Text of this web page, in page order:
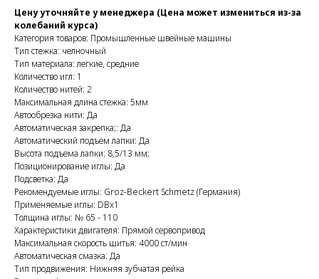
Цену уточняйте у менеджера (Цена может измениться из-за
колебаний курса)
Категория товаров: Промышленные швейные машины
Тип стежка: челночный
Тип материала: легкие, средние
Количество игл: 1
Количество нитей: 2
Максимальная длина стежка: 5мм
Автообрезка нити: Да
Автоматическая закрепка;: Да
Автоматический подъем лапки: Да
Высота подъема лапки: 8,5/13 мм;
Позиционирование иглы: Да
Подсветка: Да
Рекомендуемые иглы: Groz-Beckert Sсhmetz (Германия)
Применяемые иглы: DBx1
Толщина иглы: № 65 - 110
Характеристики двигателя: Прямой сервопривод
Максимальная скорость шитья: 4000 ст/мин
Автоматическая смазка: Да
Тип продвижения: Нижняя зубчатая рейка